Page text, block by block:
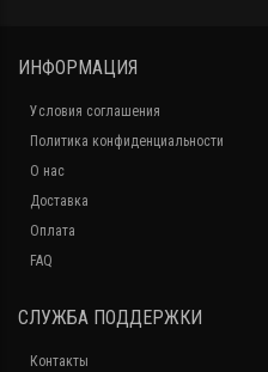
ИНФОРМАЦИЯ
Условия соглашения
Политика конфиденциальности
О нас
Доставка
Оплата
FAQ
СЛУЖБА ПОДДЕРЖКИ
Контакты